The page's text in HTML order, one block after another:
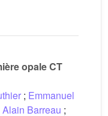
opale CT
; Emmanuel
Alain Barreau ;